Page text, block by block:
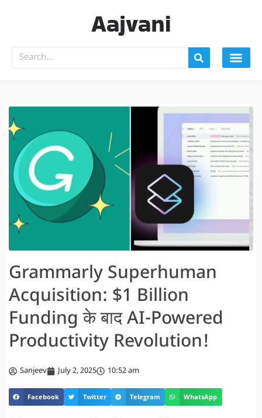
Aajvani
Grammarly Superhuman
Acquisition: $1 Billion
Funding के बाद AI-Powered
Productivity Revolution!
Sanjeev July 2, 2025 10:52 am
Facebook Twitter Telegram WhatsApp